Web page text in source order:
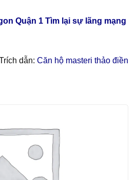
Quận 1 Tìm lại sự lãng mạng
dẫn: Căn hộ masteri thảo điền